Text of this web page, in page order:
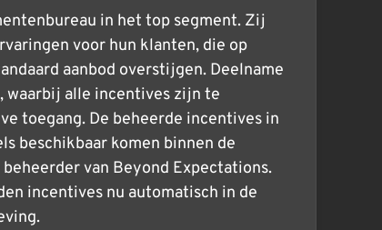
in het top segment. Zij
voor hun klanten, die op
aanbod overstijgen. Deelname
waarbij alle incentives zijn te
toegang. De beheerde incentives in
beschikbaar komen binnen de
van Beyond Expectations.
incentives nu automatisch in de